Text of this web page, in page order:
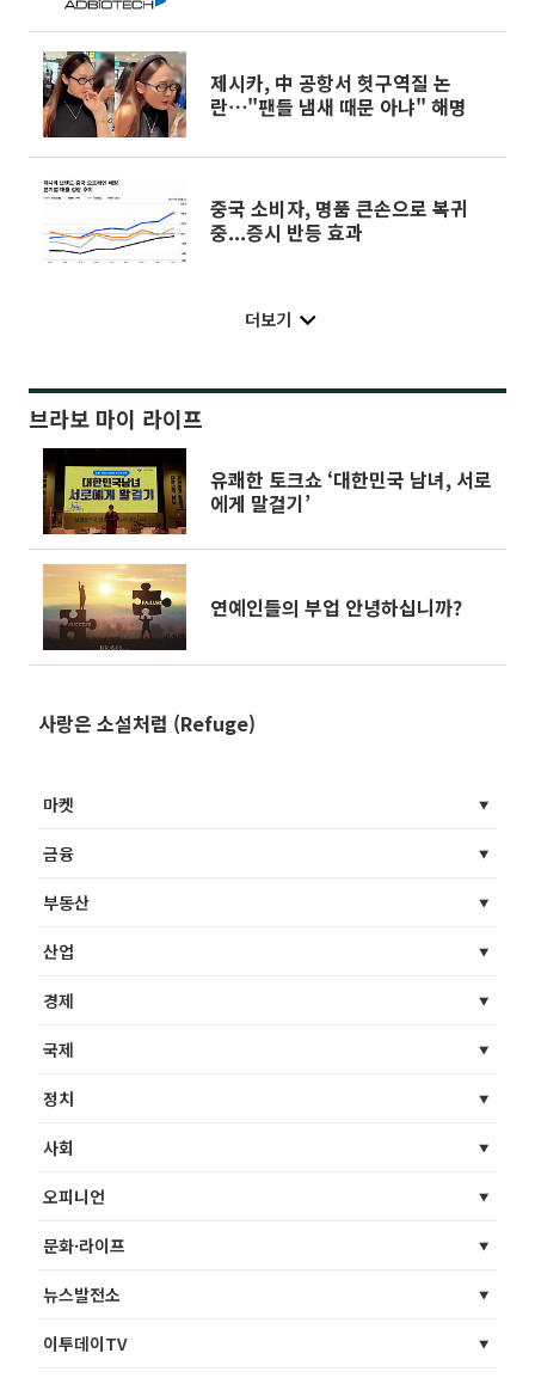
제시카, 中 공항서 헛구역질 논
란⋯"팬들 냄새 때문 아냐" 해명
중국 소비자, 명품 큰손으로 복귀
중...증시 반등 효과
더보기
브라보 마이 라이프
유쾌한 토크쇼 ‘대한민국 남녀, 서로
에게 말걸기’
연예인들의 부업 안녕하십니까?
사랑은 소설처럼 (Refuge)
마켓
금융
부동산
산업
경제
국제
정치
사회
오피니언
문화·라이프
뉴스발전소
이투데이TV